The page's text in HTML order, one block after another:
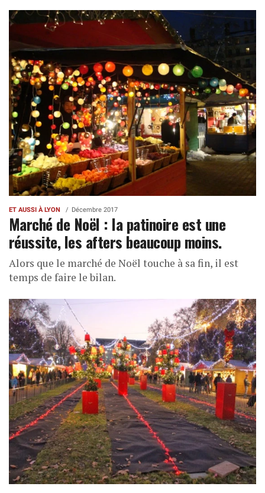
ET AUSSI À LYON Décembre 2017
Marché de Noël : la patinoire est une
réussite, les afters beaucoup moins.
Alors que le marché de Noël touche à sa fin, il est
temps de faire le bilan.